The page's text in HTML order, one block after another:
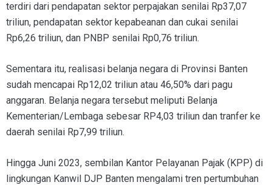
terdiri dari pendapatan sektor perpajakan senilai Rp37,07
triliun, pendapatan sektor kepabeanan dan cukai senilai
Rp6,26 triliun, dan PNBP senilai Rp0,76 triliun.
Sementara itu, realisasi belanja negara di Provinsi Banten
sudah mencapai Rp12,02 triliun atau 46,50% dari pagu
anggaran. Belanja negara tersebut meliputi Belanja
Kementerian/Lembaga sebesar RP4,03 triliun dan tranfer ke
daerah senilai Rp7,99 triliun.
Hingga Juni 2023, sembilan Kantor Pelayanan Pajak (KPP) di
lingkungan Kanwil DJP Banten mengalami tren pertumbuhan